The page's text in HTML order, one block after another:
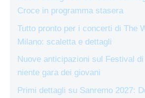
Croce in programma stasera
Tutto pronto per i concerti di The
Milano: scaletta e dettagli
Nuove anticipazioni sul Festival
niente gara dei giovani
Primi dettagli su Sanremo 2027: